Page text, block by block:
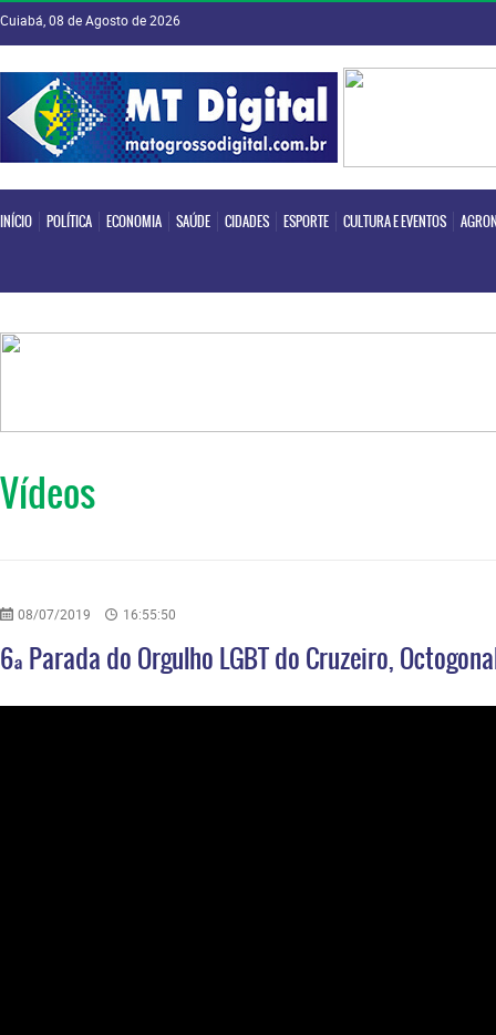
Cuiabá, 08 de Agosto de 2026
INÍCIO POLÍTICA ECONOMIA SAÚDE CIDADES ESPORTE CULTURA E EVENTOS
INÍCIO POLÍTICA ECONOMIA SAÚDE
Vídeos
08/07/2019 16:55:50
6ª Parada do Orgulho LGBT do Cruzeiro,